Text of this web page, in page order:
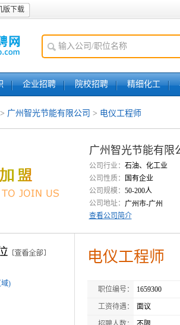
版下载
企业招聘 院校招聘 精细化工
> 广州智光节能有限公司 > 电仪工程师
广州智光节能有限
公司行业： 石油、化工业
公司性质：
国有企业
公司规模： 50-200人
公司地址：
广州市-广州
查看公司简介
)
电仪工程师
职位编号： 1659300
工资待遇： 面议